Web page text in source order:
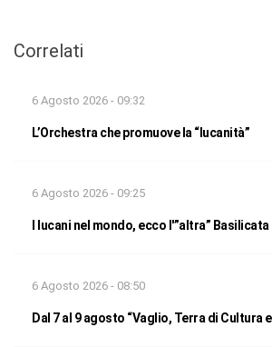
Correlati
6 Agosto 2026 - 09:32
L’Orchestra che promuove la “lucanità”
6 Agosto 2026 - 09:25
I lucani nel mondo, ecco l'”altra” Basilicata
6 Agosto 2026 - 08:50
Dal 7 al 9 agosto “Vaglio, Terra di Cultura